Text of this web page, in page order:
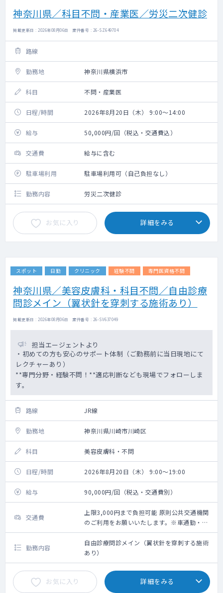
神奈川県／科目不問・産業医／労災二次健診
掲載更新日 : 2026年08月06日 案件番号 : 26-SZ649704
路線
勤務地 神奈川県横浜市
科目 不問・産業医
日程/時間 2026年8月20日（木） 9:00～14:00
給与 50,000円/回（税込・交通費込）
交通費 給与に含む
駐車場利用 駐車場利用可（自己負担なし）
勤務内容 労災二次健診
お気に入り 詳細をみる
スポット 日勤 クリニック 経験不問 専門医資格不問
神奈川県／美容皮膚科・科目不問／自由診療
問診メイン（翼状針を穿刺する施術あり）
掲載更新日 : 2026年08月06日 案件番号 : 26-SV637049
担当エージェントより
・初めての方も安心のサポート体制（ご勤務前に当日現地にて
レクチャーあり）
**専門分野・経験不問！**適応判断なども現場でフォローしま
す。
路線 JR線
勤務地 神奈川県川崎市川崎区
科目 美容皮膚科・不問
日程/時間 2026年8月20日（木） 9:00～19:00
給与 90,000円/回（税込・交通費別）
交通費
上限3,000円まで負担可能 原則公共交通機関
のご利用をお願いいたします。※車通勤・タ
クシー利用要相談
勤務内容
自由診療問診メイン（翼状針を穿刺する施術
あり）
お気に入り 詳細をみる